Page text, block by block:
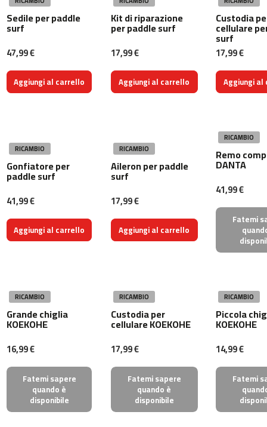
n
t
e
o
r
C
-
5
0
b
i
c
t
a
s
i
d
o
b
e
Sedile per paddle
surf
47,99 €
Aggiungi al carrello
Kit di riparazione
per paddle surf
17,99 €
Aggiungi al carrello
Custodia
cellulare
surf
17,99 €
Aggiungi
RICAMBIO
Gonfiatore per
paddle surf
41,99 €
Aggiungi al carrello
RICAMBIO
Aileron per paddle
surf
17,99 €
Aggiungi al carrello
RICAMBIO
Remo
DANTA
41,99 €
Fatemi
RICAMBIO
Grande chiglia
KOEKOHE
16,99 €
Fatemi sapere
quando è
disponibile
RICAMBIO
Custodia per
cellulare KOEKOHE
17,99 €
Fatemi sapere
quando è
disponibile
RICAMBIO
Piccola
KOEKOHE
14,99 €
Fatemi